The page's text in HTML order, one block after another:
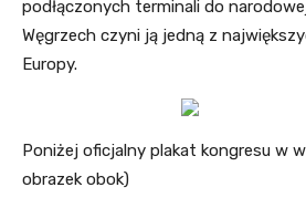
podłączonych terminali do
Węgrzech czyni ją jedną z
Europy.
Poniżej oficjalny plakat kongresu w
obrazek obok)